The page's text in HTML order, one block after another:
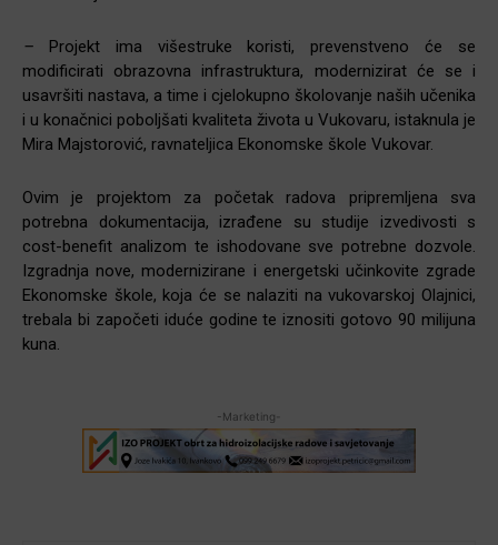
– Projekt ima višestruke koristi, prevenstveno će se
modificirati obrazovna infrastruktura, modernizirat će se i
usavršiti nastava, a time i cjelokupno školovanje naših učenika
i u konačnici poboljšati kvaliteta života u Vukovaru, istaknula je
Mira Majstorović, ravnateljica Ekonomske škole Vukovar.
Ovim je projektom za početak radova pripremljena sva
potrebna dokumentacija, izrađene su studije izvedivosti s
cost-benefit analizom te ishodovane sve potrebne dozvole.
Izgradnja nove, modernizirane i energetski učinkovite zgrade
Ekonomske škole, koja će se nalaziti na vukovarskoj Olajnici,
trebala bi započeti iduće godine te iznositi gotovo 90 milijuna
kuna.
-Marketing-